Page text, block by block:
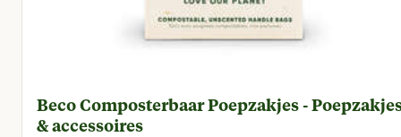
Beco Composterbaar Poepzakjes -
& accessoires